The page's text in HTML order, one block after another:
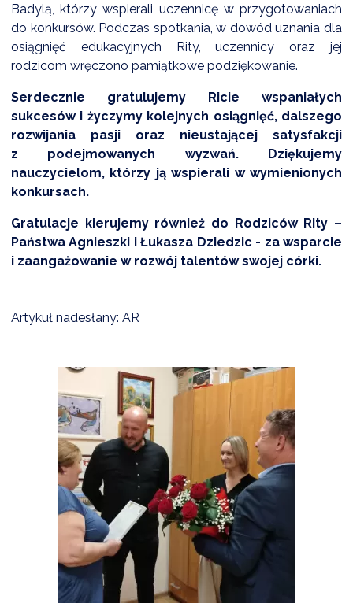
Badylą, którzy wspierali uczennicę w przygotowaniach
do konkursów. Podczas spotkania, w dowód uznania dla
osiągnięć edukacyjnych Rity, uczennicy oraz jej
rodzicom wręczono pamiątkowe podziękowanie.
Serdecznie gratulujemy Ricie wspaniałych
sukcesów i życzymy kolejnych osiągnięć, dalszego
rozwijania pasji oraz nieustającej satysfakcji
z podejmowanych wyzwań. Dziękujemy
nauczycielom, którzy ją wspierali w wymienionych
konkursach.
Gratulacje kierujemy również do Rodziców Rity –
Państwa Agnieszki i Łukasza Dziedzic - za wsparcie
i zaangażowanie w rozwój talentów swojej córki.
Artykuł nadesłany: AR